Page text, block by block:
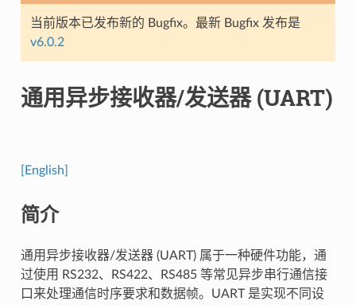
当前版本已发布新的 Bugfix。最新 Bugfix 发布是
v6.0.2
通用异步接收器/发送器 (UART)
[English]
简介
通用异步接收器/发送器 (UART) 属于一种硬件功能，通
过使用 RS232、RS422、RS485 等常见异步串行通信接
口来处理通信时序要求和数据帧。UART 是实现不同设